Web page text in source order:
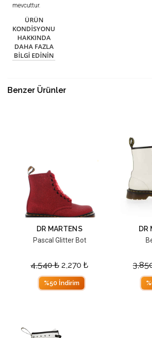
mevcuttur.
ÜRÜN
KONDISYONU
HAKKINDA
DAHA FAZLA
BILGI EDININ
Benzer Ürünler
DR MARTENS
Pascal Glitter Bot
4,540₺ 2,270 ₺
%50 İndirim
DR